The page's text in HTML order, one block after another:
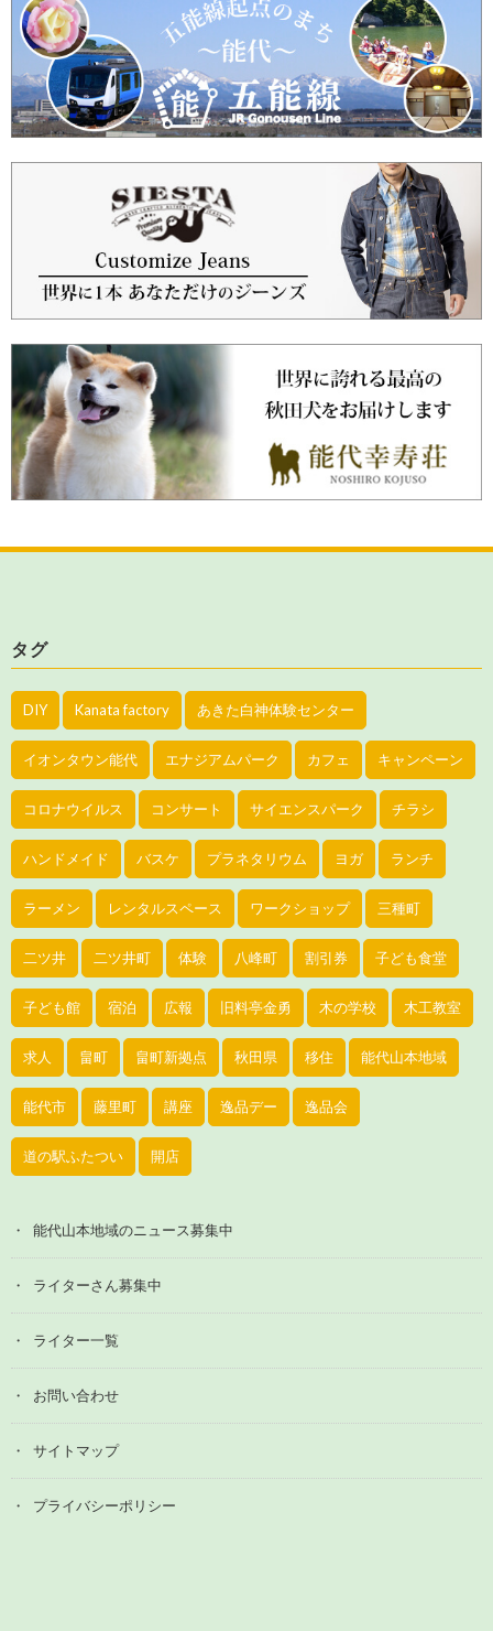
タグ
DIY Kanata factory あきた白神体験センター
イオンタウン能代 エナジアムパーク カフェ キャンペーン
コロナウイルス コンサート サイエンスパーク チラシ
ハンドメイド バスケ プラネタリウム ヨガ ランチ
ラーメン レンタルスペース ワークショップ 三種町
二ツ井 二ツ井町 体験 八峰町 割引券 子ども食堂
子ども館 宿泊 広報 旧料亭金勇 木の学校 木工教室
求人 畠町 畠町新拠点 秋田県 移住 能代山本地域
能代市 藤里町 講座 逸品デー 逸品会
道の駅ふたつい 開店
能代山本地域のニュース募集中
ライターさん募集中
ライター一覧
お問い合わせ
サイトマップ
プライバシーポリシー